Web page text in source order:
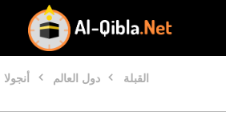
القبلة دول العالم أنجولا